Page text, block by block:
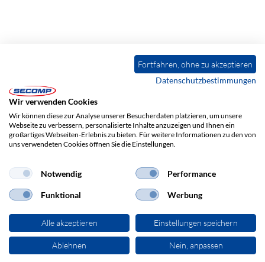
Fortfahren, ohne zu akzeptieren
Datenschutzbestimmungen
Wir verwenden Cookies
Wir können diese zur Analyse unserer Besucherdaten platzieren, um unsere
Webseite zu verbessern, personalisierte Inhalte anzuzeigen und Ihnen ein
großartiges Webseiten-Erlebnis zu bieten. Für weitere Informationen zu den von
uns verwendeten Cookies öffnen Sie die Einstellungen.
Notwendig Performance
Funktional Werbung
Alle akzeptieren Einstellungen speichern
Ablehnen Nein, anpassen